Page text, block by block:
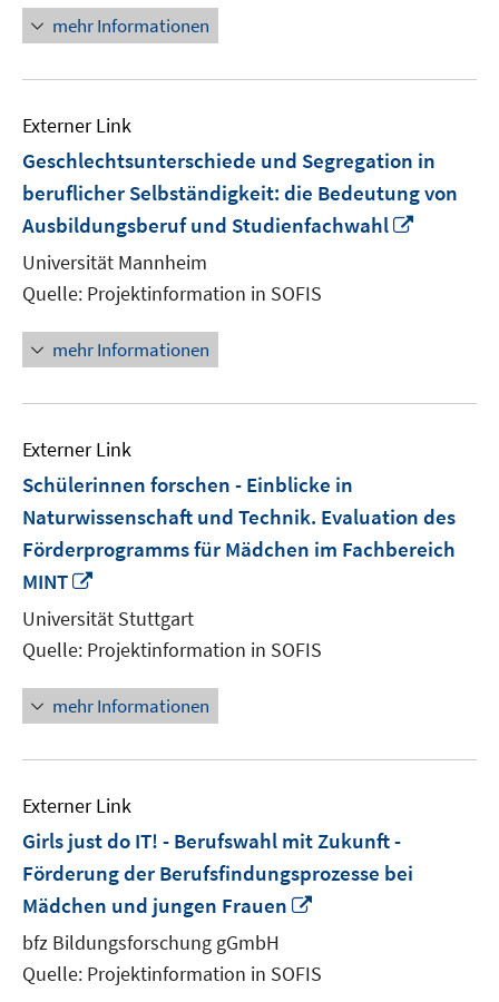
mehr Informationen
Externer Link
Geschlechtsunterschiede und Segregation in
beruflicher Selbständigkeit: die Bedeutung von
Ausbildungsberuf und Studienfachwahl
Universität Mannheim
Quelle: Projektinformation in SOFIS
mehr Informationen
Externer Link
Schülerinnen forschen - Einblicke in
Naturwissenschaft und Technik. Evaluation des
Förderprogramms für Mädchen im Fachbereich
MINT
Fenster
öffnen
Universität Stuttgart
Quelle: Projektinformation in SOFIS
mehr Informationen
Externer Link
Girls just do IT! - Berufswahl mit Zukunft -
Förderung der Berufsfindungsprozesse bei
Mädchen und jungen Frauen
öffnen
bfz Bildungsforschung gGmbH
Quelle: Projektinformation in SOFIS